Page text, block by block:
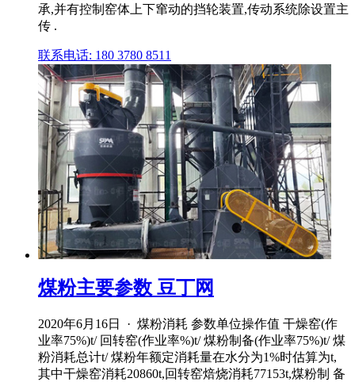
承,并有控制窑体上下窜动的挡轮装置,传动系统除设置主
传 .
联系电话: 180 3780 8511
煤粉主要参数 豆丁网
2020年6月16日 · 煤粉消耗 参数单位操作值 干燥窑(作
业率75%)t/ 回转窑(作业率%)t/ 煤粉制备(作业率75%)t/ 煤
粉消耗总计t/ 煤粉年额定消耗量在水分为1%时估算为t,
其中干燥窑消耗20860t,回转窑焙烧消耗77153t,煤粉制 备